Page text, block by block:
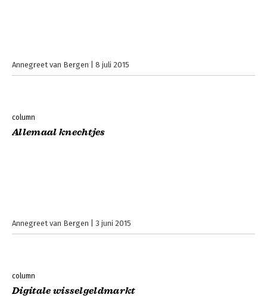
Annegreet van Bergen 8 juli 2015
column
Allemaal knechtjes
Annegreet van Bergen 3 juni 2015
column
Digitale wisselgeldmarkt